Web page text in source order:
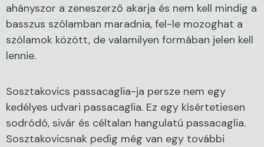
ahányszor a zeneszerző akarja és nem kell mindig a
basszus szólamban maradnia, fel-le mozoghat a
szólamok között, de valamilyen formában jelen kell
lennie.
Sosztakovics passacaglia-ja persze nem egy
kedélyes udvari passacaglia. Ez egy kísértetiesen
sodródó, sivár és céltalan hangulatú passacaglia.
Sosztakovicsnak pedig még van egy további